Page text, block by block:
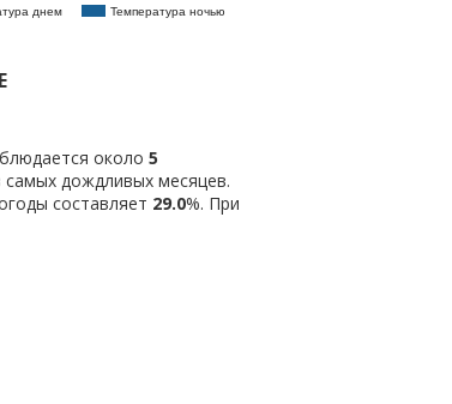
днем Температура ночью
около 5
дождливых месяцев.
составляет 29.0%. При